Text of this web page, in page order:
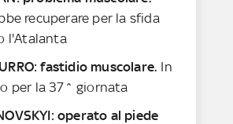
recuperare per la sfida
l'Atalanta
fastidio muscolare. In
per la 37^ giornata
operato al piede